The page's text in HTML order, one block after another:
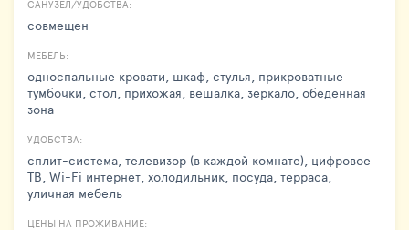
САНУЗЕЛ/УДОБСТВА:
совмещен
МЕБЕЛЬ:
односпальные кровати, шкаф, стулья, прикроватные
тумбочки, стол, прихожая, вешалка, зеркало, обеденная
зона
УДОБСТВА:
сплит-система, телевизор (в каждой комнате), цифровое
ТВ, Wi-Fi интернет, холодильник, посуда, терраса,
уличная мебель
ЦЕНЫ НА ПРОЖИВАНИЕ: